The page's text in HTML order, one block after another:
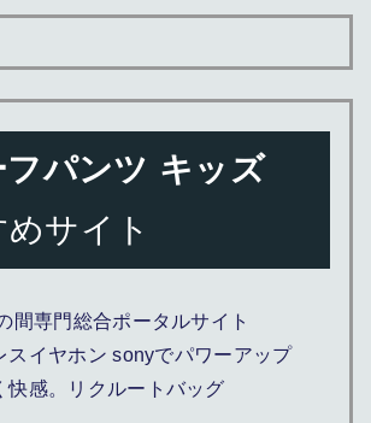
フパンツ キッズ
サイト
間専門総合ポータルサイト
スイヤホン sonyでパワーアップ
快感。リクルートバッグ